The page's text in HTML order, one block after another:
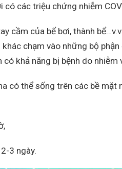
các triệu chứng nhiễm
cầm của bể bơi, thành
chạm vào những bộ
khả năng bị bệnh do nhiễm
có thể sống trên các bề mặt
3 ngày.